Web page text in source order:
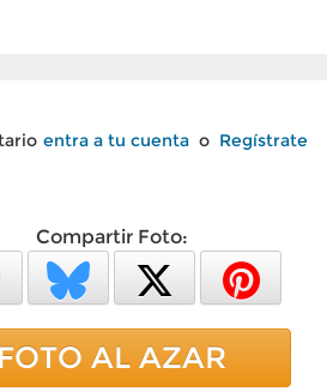
entra a tu cuenta o Regístrate
Compartir Foto:
FOTO AL AZAR